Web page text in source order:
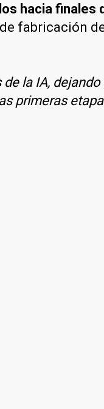
hacia finales
fabricación
la IA,
primeras